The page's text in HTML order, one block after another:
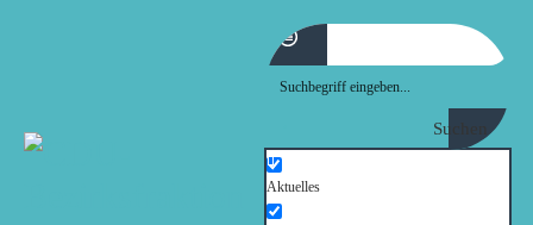
Suchen
Aktuelles
ABGEORDNETE
AKTUELLES